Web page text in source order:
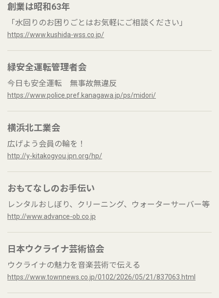
創業は昭和63年
「水回りのお困りごとはお気軽にご相談ください」
https://www.kushida-wss.co.jp/
緑安全運転管理者会
今日も安全運転 無事故無違反
https://www.police.pref.kanagawa.jp/ps/midori/
横浜北工業会
広げよう会員の輪を！
http://y-kitakogyou.jpn.org/hp/
おもてなしのお手伝い
レンタルおしぼり、クリーニング、ウォーターサーバー等
http://www.advance-ob.co.jp
日本ウクライナ芸術協会
ウクライナの魅力を音楽芸術で伝える
https://www.townnews.co.jp/0102/2026/05/21/837063.html